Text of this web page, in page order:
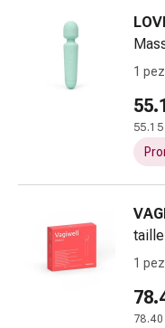
spray
Suture
adesive
colla
tissutale
Tamponi
medicali
Occhi
e
Dolore
1
1